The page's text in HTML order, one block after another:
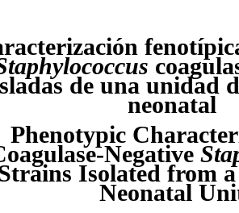
de una unidad
neonatal
Phenotypic
Negative
Isolated from
Neonatal